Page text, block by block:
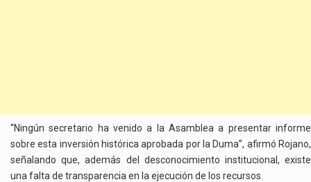
“Ningún secretario ha venido a la Asamblea a presentar informe
sobre esta inversión histórica aprobada por la Duma”, afirmó Rojano,
señalando que, además del desconocimiento institucional, existe
una falta de transparencia en la ejecución de los recursos.